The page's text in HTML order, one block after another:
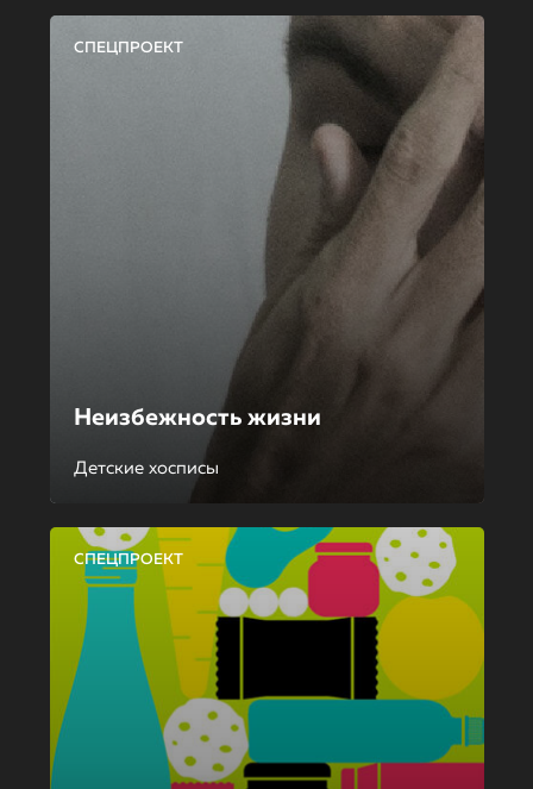
СПЕЦПРОЕКТ
Неизбежность жизни
Детские хосписы
СПЕЦПРОЕКТ